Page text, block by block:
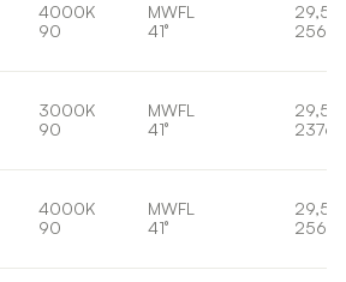
4000K
90
MWFL
41°
29,5W
3000K
90
MWFL
41°
29,5W
4000K
90
MWFL
41°
29,5W